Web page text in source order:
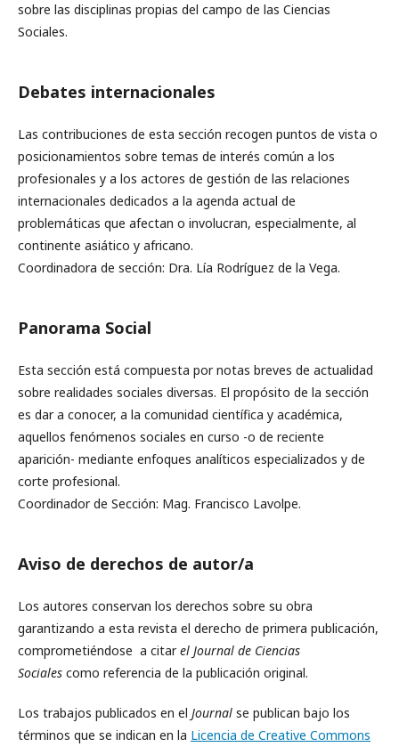
sobre las disciplinas propias del campo de las Ciencias
Sociales.
Debates internacionales
Las contribuciones de esta sección recogen puntos de vista o
posicionamientos sobre temas de interés común a los
profesionales y a los actores de gestión de las relaciones
internacionales dedicados a la agenda actual de
problemáticas que afectan o involucran, especialmente, al
continente asiático y africano.
Coordinadora de sección: Dra. Lía Rodríguez de la Vega.
Panorama Social
Esta sección está compuesta por notas breves de actualidad
sobre realidades sociales diversas. El propósito de la sección
es dar a conocer, a la comunidad científica y académica,
aquellos fenómenos sociales en curso -o de reciente
aparición- mediante enfoques analíticos especializados y de
corte profesional.
Coordinador de Sección: Mag. Francisco Lavolpe.
Aviso de derechos de autor/a
Los autores conservan los derechos sobre su obra
garantizando a esta revista el derecho de primera publicación,
comprometiéndose a citarel Journal de Ciencias
Sociales como referencia de la publicación original.
Los trabajos publicados en el Journal se publican bajo los
términos que se indican en la Licencia de Creative Commons